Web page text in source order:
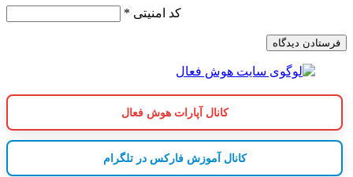
کد امنیتی *
کانال آپارات هوش فعال
کانال آموزش فارکس در تلگرام